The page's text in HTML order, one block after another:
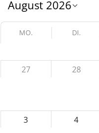
MO. DI.
27 28
3 4